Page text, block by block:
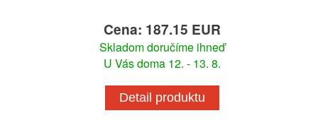
Cena: 187.15 EUR
Skladom doručíme ihneď
U Vás doma 12. - 13. 8.
Detail produktu